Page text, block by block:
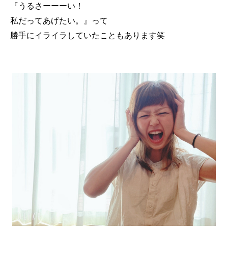
『うるさーーーい！
私だってあげたい。』って
勝手にイライラしていたこともあります笑